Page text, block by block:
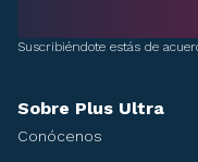
Sobre Plus Ultra
Conócenos
Suscribiéndote estás de